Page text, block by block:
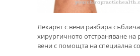
Лекарят с вени разбира
хирургичното отстраняване
вени с помощта на специална